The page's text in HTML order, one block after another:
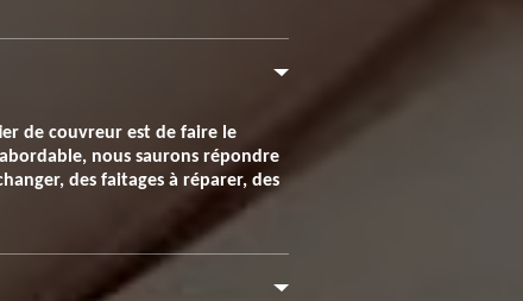
de couvreur est de faire le
nous saurons répondre
des faitages à réparer, des